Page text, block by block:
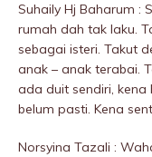
Suhaily Hj Baharum :
rumah dah tak laku.
sebagai isteri. Takut
anak – anak terabai.
ada duit sendiri, kena
belum pasti. Kena
Norsyina Tazali :